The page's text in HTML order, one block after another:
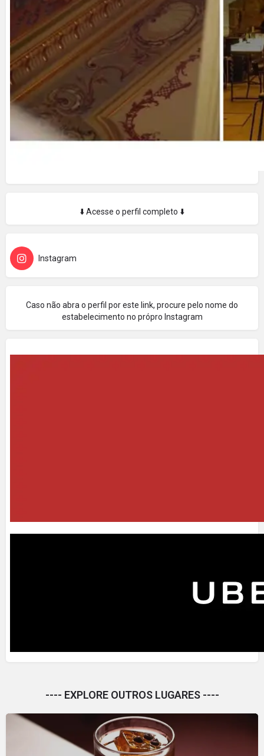
⬇️ Acesse o perfil completo ⬇️
Instagram
Caso não abra o perfil por este link, procure pelo nome do
estabelecimento no própro Instagram
---- EXPLORE OUTROS LUGARES ----